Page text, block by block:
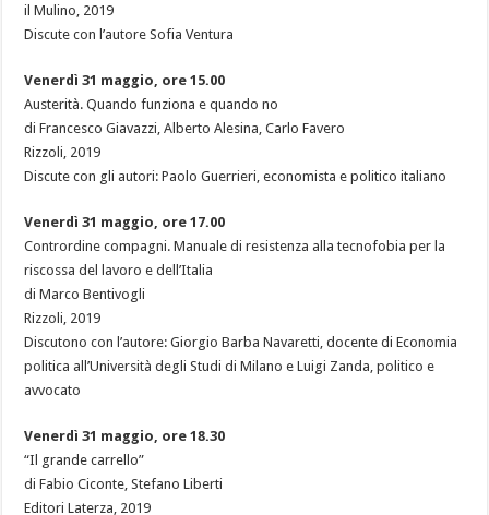
il Mulino, 2019
Discute con l’autore Sofia Ventura
Venerdì 31 maggio, ore 15.00
Austerità. Quando funziona e quando no
di Francesco Giavazzi, Alberto Alesina, Carlo Favero
Rizzoli, 2019
Discute con gli autori: Paolo Guerrieri, economista e politico italiano
Venerdì 31 maggio, ore 17.00
Contrordine compagni. Manuale di resistenza alla tecnofobia per la
riscossa del lavoro e dell’Italia
di Marco Bentivogli
Rizzoli, 2019
Discutono con l’autore: Giorgio Barba Navaretti, docente di Economia
politica all’Università degli Studi di Milano e Luigi Zanda, politico e
avvocato
Venerdì 31 maggio, ore 18.30
“Il grande carrello”
di Fabio Ciconte, Stefano Liberti
Editori Laterza, 2019